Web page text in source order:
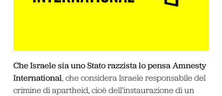
Che Israele sia uno Stato razzista lo pensa Amnesty
International, che considera Israele responsabile del
crimine di apartheid, cioè dell’instaurazione di un